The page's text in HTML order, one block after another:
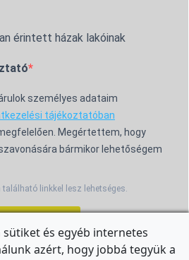
érintett házak lakóinak
személyes adataim
tájékoztatóban
Megértettem, hogy
bármikor lehetőségem
linkkel lesz lehetséges.
és egyéb internetes
azért, hogy jobbá tegyük a